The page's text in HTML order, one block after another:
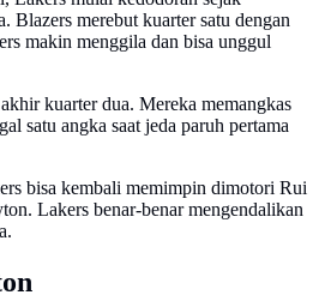
Blazers merebut kuarter satu dengan
makin menggila dan bisa unggul
kuarter dua. Mereka memangkas
satu angka saat jeda paruh pertama
bisa kembali memimpin dimotori Rui
Lakers benar-benar mengendalikan